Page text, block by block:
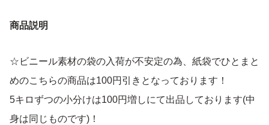
商品説明
☆ビニール素材の袋の入荷が不安定の為、紙袋でひとまと
めのこちらの商品は100円引きとなっております！
5キロずつの小分けは100円増しにて出品しております(中
身は同じものです)！